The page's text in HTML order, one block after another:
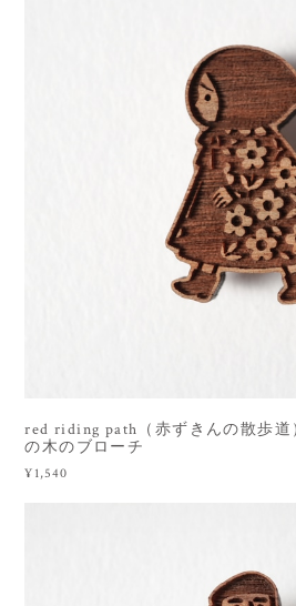
red riding path（赤ずきんの散歩道
の木のブローチ
¥1,540